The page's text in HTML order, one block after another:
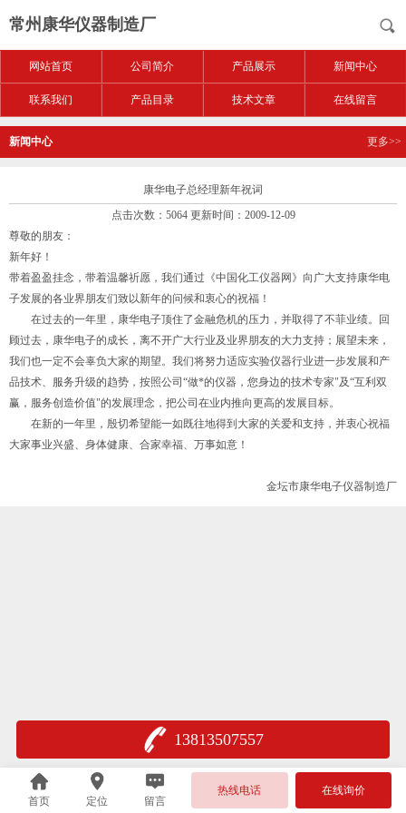
常州康华仪器制造厂
网站首页 公司简介 产品展示 新闻中心
联系我们 产品目录 技术文章 在线留言
新闻中心 更多>>
康华电子总经理新年祝词
点击次数：5064 更新时间：2009-12-09
尊敬的朋友：
新年好！
带着盈盈挂念，带着温馨祈愿，我们通过《中国化工仪器网》向广大支持康华电
子发展的各业界朋友们致以新年的问候和衷心的祝福！
在过去的一年里，康华电子顶住了金融危机的压力，并取得了不菲业绩。回
顾过去，康华电子的成长，离不开广大行业及业界朋友的大力支持；展望未来，
我们也一定不会辜负大家的期望。我们将努力适应实验仪器行业进一步发展和产
品技术、服务升级的趋势，按照公司“做*的仪器，您身边的技术专家"及“互利双
赢，服务创造价值"的发展理念，把公司在业内推向更高的发展目标。
在新的一年里，殷切希望能一如既往地得到大家的关爱和支持，并衷心祝福
大家事业兴盛、身体健康、合家幸福、万事如意！
金坛市康华电子仪器制造厂
13813507557
首页 定位 留言
热线电话 在线询价